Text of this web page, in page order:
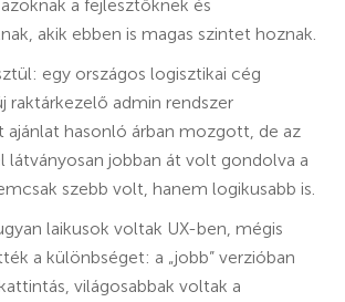
a fejlesztőknek és
akik ebben is magas szintet hoznak.
egy országos logisztikai cég
raktárkezelő admin rendszer
ajánlat hasonló árban mozgott, de az
látványosan jobban át volt gondolva a
szebb volt, hanem logikusabb is.
laikusok voltak UX-ben, mégis
a különbséget: a „jobb” verzióban
világosabbak voltak a